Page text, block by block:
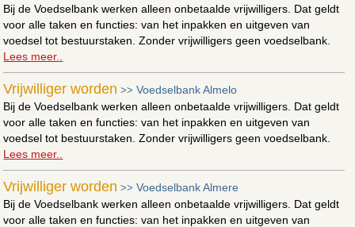
Bij de Voedselbank werken alleen onbetaalde vrijwilligers. Dat geldt
voor alle taken en functies: van het inpakken en uitgeven van
voedsel tot bestuurstaken. Zonder vrijwilligers geen voedselbank.
Lees meer..
Vrijwilliger worden >>Voedselbank Almelo
Bij de Voedselbank werken alleen onbetaalde vrijwilligers. Dat geldt
voor alle taken en functies: van het inpakken en uitgeven van
voedsel tot bestuurstaken. Zonder vrijwilligers geen voedselbank.
Lees meer..
Vrijwilliger worden >>Voedselbank Almere
Bij de Voedselbank werken alleen onbetaalde vrijwilligers. Dat geldt
voor alle taken en functies: van het inpakken en uitgeven van